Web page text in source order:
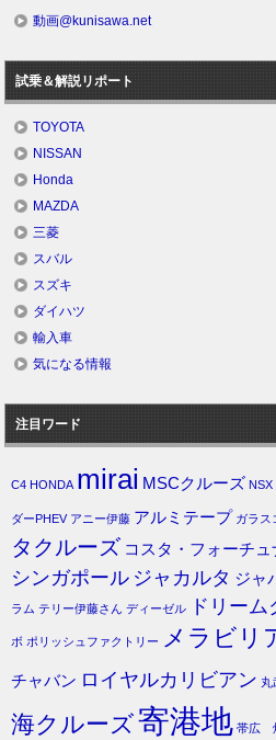
動画@kunisawa.net
試乗＆解説リポート
TOYOTA
NISSAN
Honda
MAZDA
三菱
スバル
スズキ
ダイハツ
輸入車
気になる情報
注目ワード
C4 HONDA mirai MSCクルーズ NSX
ダーPHEV アニー伊藤 アルミテープ ガラス
タクルーズ コスタ・フォーチュ
シンガポール ジャカルタ ジャ
ラム テリー伊藤さん ディーゼル ドリー
ボ ポリッシュファクトリー メラビリ
チャバン ロイヤルカリビアン 丸
海クルーズ寄港地 帯広